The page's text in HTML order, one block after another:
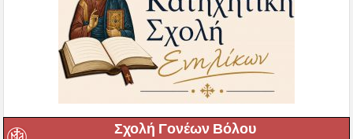
Σχολή Γονέων Βόλου